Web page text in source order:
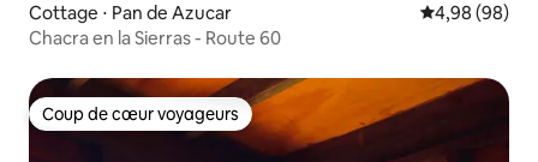
Cottage ⋅ Pan de Azucar Évaluation
4,98 (98)
Chacra en la Sierras - Route 60
Coup de cœur voyageurs
Coup de cœur voyageurs